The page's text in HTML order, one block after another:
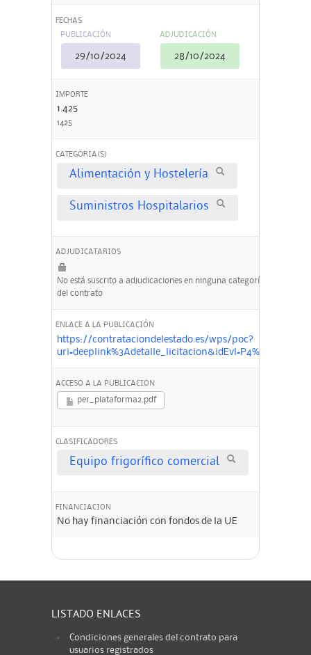
FECHAS
PUBLICACIÓN
29/10/2024
ADJUDICACIÓN
28/10/2024
IMPORTE
1.425
1425
CATEGORIA(S)
Alimentación y Hostelería
Suministros Hospitalarios
ADJUDICATARIOS
No está suscrito a adjudicaciones en ninguna categoría
del contrato
ENLACE A LA PUBLICACIÓN
https://contrataciondelestado.es/wps/poc?
ACCESO A LA PUBLICACION
per_plataforma2.pdf
CLASIFICADORES
Equipo frigorífico comercial
FINANCIACION
No hay financiación con fondos de la UE
LISTADO ENLACES
Condiciones generales del contrato para
usuarios registrados